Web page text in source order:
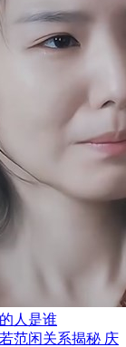
人是谁
庆